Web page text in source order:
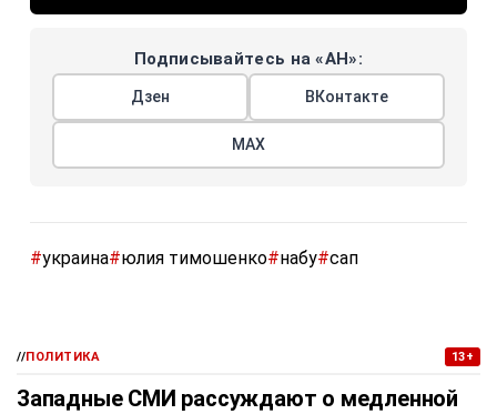
Подписывайтесь на «АН»:
Дзен ВКонтакте
МАХ
#украина#юлия тимошенко#набу#сап
//ПОЛИТИКА 13+
Западные СМИ рассуждают о медленной